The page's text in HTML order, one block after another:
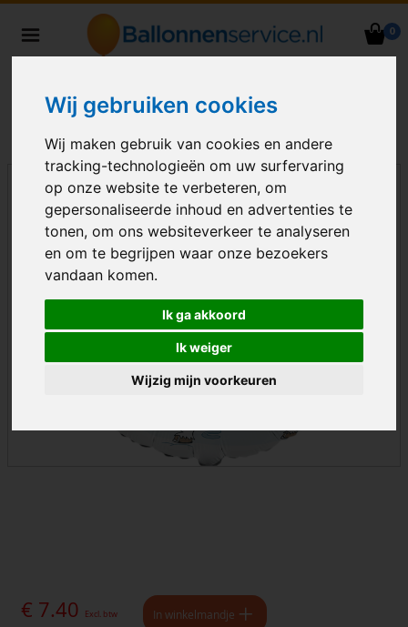
Wij gebruiken cookies
Wij maken gebruik van cookies en andere
tracking-technologieën om uw surfervaring
op onze website te verbeteren, om
gepersonaliseerde inhoud en advertenties te
tonen, om ons websiteverkeer te analyseren
en om te begrijpen waar onze bezoekers
vandaan komen.
Ik ga akkoord
Ik weiger
Wijzig mijn voorkeuren
0
Nederland
€ 7.40 Excl. btw In winkelmandje